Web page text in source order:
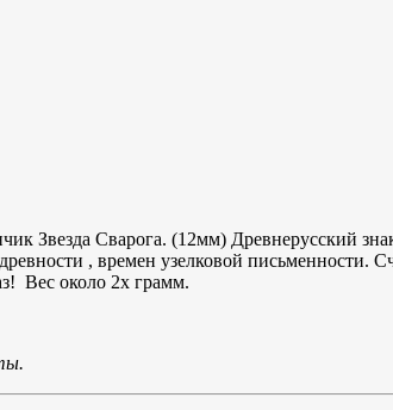
Звезда Сварога. (12мм) Древнерусский
древности , времен узелковой
Вес около 2х грамм.